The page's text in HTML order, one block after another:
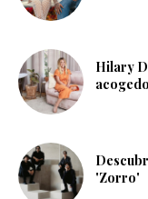
Hilary
'Zorro'